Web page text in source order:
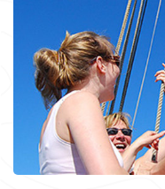
9,6
Gasten
geven
ons een
3057
ervaringen